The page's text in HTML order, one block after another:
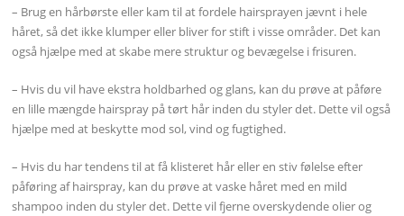
– Brug en hårbørste eller kam til at fordele hairsprayen jævnt i hele
håret, så det ikke klumper eller bliver for stift i visse områder. Det kan
også hjælpe med at skabe mere struktur og bevægelse i frisuren.
– Hvis du vil have ekstra holdbarhed og glans, kan du prøve at påføre
en lille mængde hairspray på tørt hår inden du styler det. Dette vil også
hjælpe med at beskytte mod sol, vind og fugtighed.
– Hvis du har tendens til at få klisteret hår eller en stiv følelse efter
påføring af hairspray, kan du prøve at vaske håret med en mild
shampoo inden du styler det. Dette vil fjerne overskydende olier og